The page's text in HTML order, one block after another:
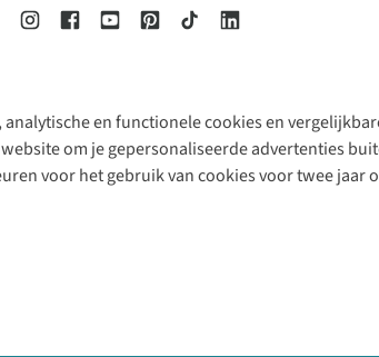
en functionele cookies en
om je gepersonaliseerde advertenties
voor het gebruik van cookies voor twee
Policy